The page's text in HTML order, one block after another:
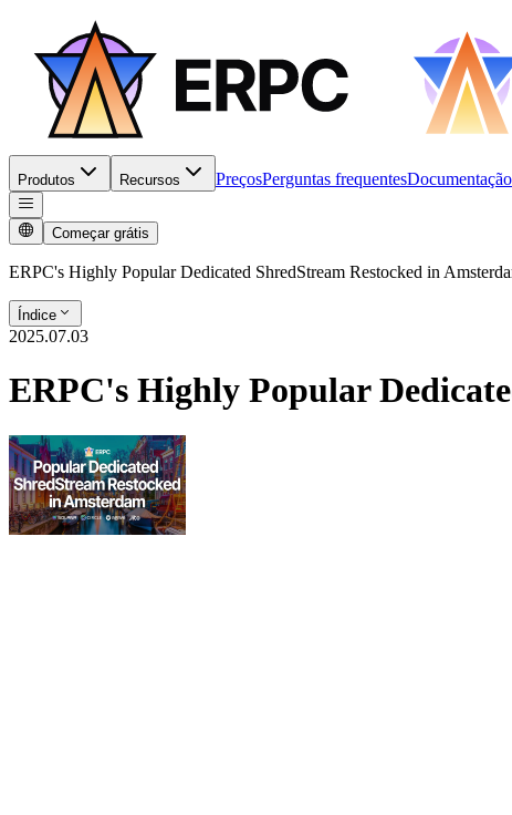
Produtos Recursos PreçosPerguntas frequentesDocumentação
Começar grátis
ERPC's Highly Popular Dedicated ShredStream Restocked in
Índice
2025.07.03
ERPC's Highly Popular